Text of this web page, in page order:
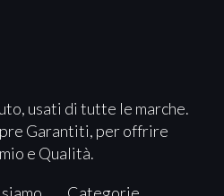
usati di tutte le marche.
Garantiti, per offrire
e Qualità.